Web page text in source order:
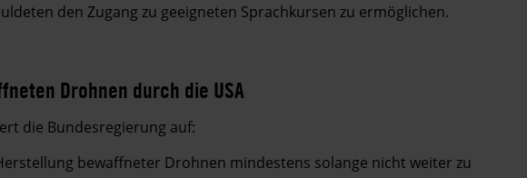
den Zugang zu geeigneten Sprachkursen zu ermöglichen.
Drohnen durch die USA
die Bundesregierung auf:
bewaffneter Drohnen mindestens solange nicht weiter zu